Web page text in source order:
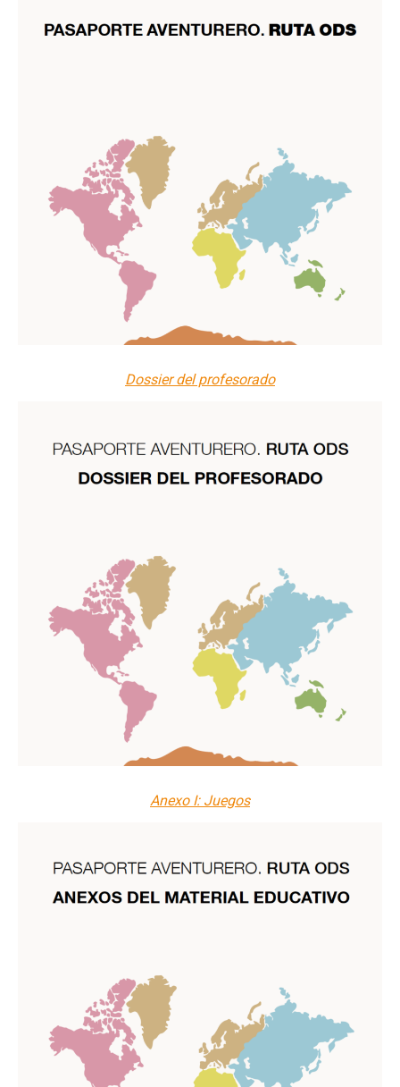
Dossier del profesorado
Anexo I: Juegos